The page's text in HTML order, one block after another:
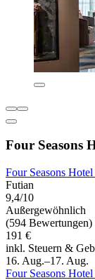
Four Seasons
Four Seasons Hotel
Futian
9,4/10
Außergewöhnlich
(594 Bewertungen)
191 €
inkl. Steuern &
16. Aug.–17. Aug.
Four Seasons Hotel